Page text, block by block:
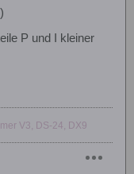
P und I kleiner
V3, DS-24, DX9